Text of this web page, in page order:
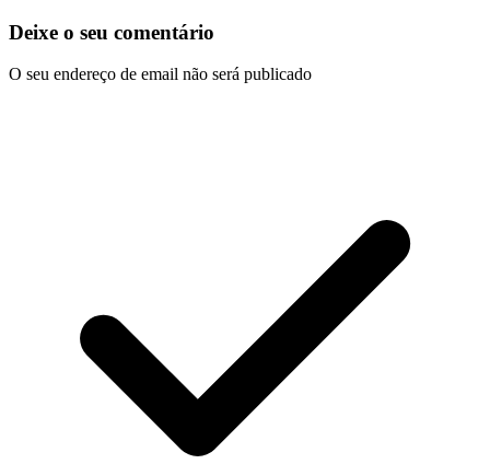
Deixe o seu comentário
O seu endereço de email não será publicado